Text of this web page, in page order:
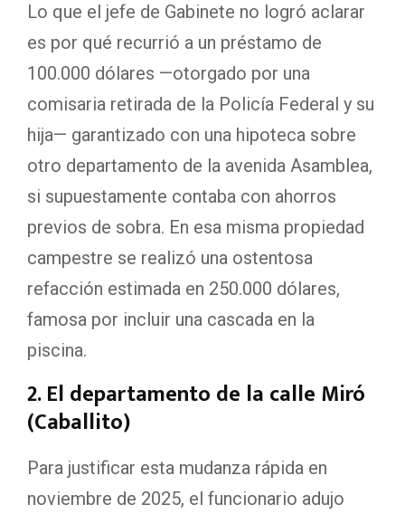
Lo que el jefe de Gabinete no logró aclarar
es por qué recurrió a un préstamo de
100.000 dólares —otorgado por una
comisaria retirada de la Policía Federal y su
hija— garantizado con una hipoteca sobre
otro departamento de la avenida Asamblea,
si supuestamente contaba con ahorros
previos de sobra. En esa misma propiedad
campestre se realizó una ostentosa
refacción estimada en 250.000 dólares,
famosa por incluir una cascada en la
piscina.
2. El departamento de la calle Miró
(Caballito)
Para justificar esta mudanza rápida en
noviembre de 2025, el funcionario adujo